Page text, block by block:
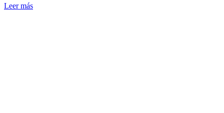
Leer más